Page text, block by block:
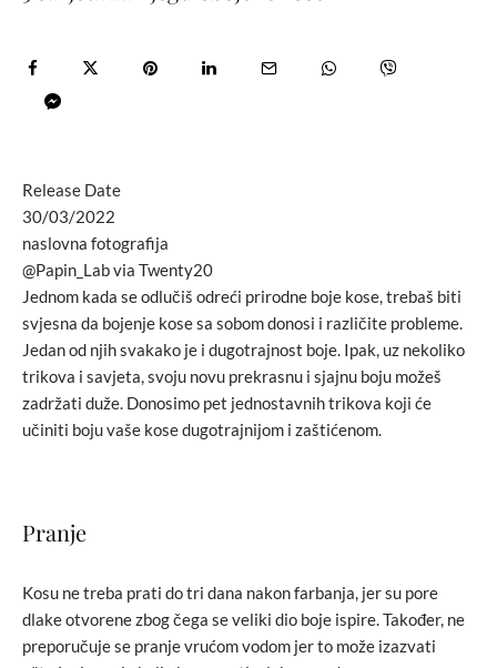
Release Date
30/03/2022
naslovna fotografija
@Papin_Lab via Twenty20
Jednom kada se odlučiš odreći prirodne boje kose, trebaš biti
svjesna da bojenje kose sa sobom donosi i različite probleme.
Jedan od njih svakako je i dugotrajnost boje. Ipak, uz nekoliko
trikova i savjeta, svoju novu prekrasnu i sjajnu boju možeš
zadržati duže. Donosimo pet jednostavnih trikova koji će
učiniti boju vaše kose dugotrajnijom i zaštićenom.
Pranje
Kosu ne treba prati do tri dana nakon farbanja, jer su pore
dlake otvorene zbog čega se veliki dio boje ispire. Također, ne
preporučuje se pranje vrućom vodom jer to može izazvati